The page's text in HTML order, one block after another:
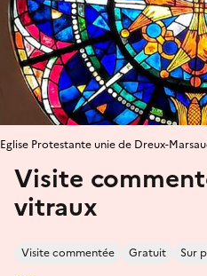
Visite
vitraux
Visite commentée Gratuit Sur
Eglise Protestante unie de Dreux-